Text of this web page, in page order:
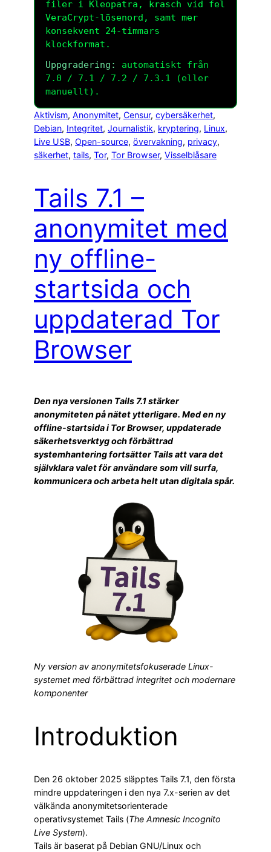
filer i Kleopatra, krasch vid fel
VeraCrypt-lösenord, samt mer
konsekvent 24-timmars
klockformat.
Uppgradering:
automatiskt från
7.0 / 7.1 / 7.2 / 7.3.1 (eller
manuellt).
Aktivism, Anonymitet, Censur, cybersäkerhet
Debian, Integritet, Journalistik, kryptering, Linux
Live USB, Open-source, övervakning, privacy
säkerhet, tails, Tor, Tor Browser, Visselblåsare
Tails 7.1 –
anonymitet med
ny offline-
startsida och
uppdaterad Tor
Browser
Den nya versionen Tails 7.1 stärker
anonymiteten på nätet ytterligare. Med en ny
offline-startsida i Tor Browser, uppdaterade
säkerhetsverktyg och förbättrad
systemhantering fortsätter Tails att vara det
självklara valet för användare som vill surfa,
kommunicera och arbeta helt utan digitala spår.
Ny version av anonymitetsfokuserade Linux-
systemet med förbättrad integritet och modernare
komponenter
Introduktion
Den 26 oktober 2025 släpptes Tails 7.1, den första
mindre uppdateringen i den nya 7.x-serien av det
välkända anonymitetsorienterade
operativsystemet Tails (The Amnesic Incognito
Live System).
Tails är baserat på Debian GNU/Linux och